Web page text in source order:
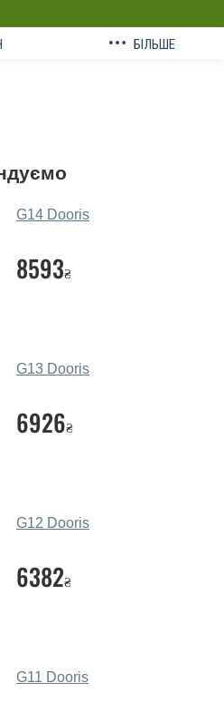
БІЛЬШЕ
G14 Dooris
8593₴
G13 Dooris
6926₴
G12 Dooris
6382₴
G11 Dooris